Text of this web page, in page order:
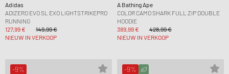
Adidas
ADIZERO EVO SL EXO LIGHTSTRIKEPRO
RUNNING
127,99 €
149,99 €
NIEUW IN VERKOOP
A Bathing Ape
COLOR CAMO SHARK FULL ZIP DOUBLE
HOODIE
389,99 €
428,99 €
NIEUW IN VERKOOP
-9% -9%